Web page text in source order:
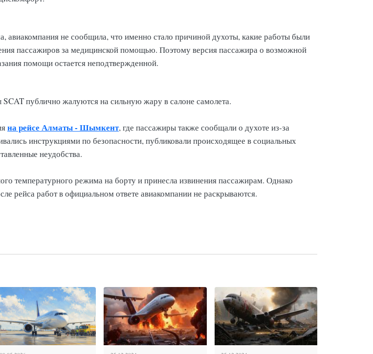
авиакомпания не сообщила, что именно стало причиной духоты, какие работы были
пассажиров за медицинской помощью. Поэтому версия пассажира о возможной
помощи остается неподтвержденной.
публично жалуются на сильную жару в салоне самолета.
на рейсе Алматы - Шымкент, где пассажиры также сообщали о духоте из-за
инструкциями по безопасности, публиковали происходящее в социальных
неудобства.
температурного режима на борту и принесла извинения пассажирам. Однако
рейса работ в официальном ответе авиакомпании не раскрываются.